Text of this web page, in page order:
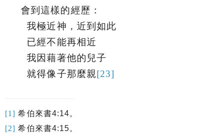
會到這樣的經歷：
我極近神，近到如此
已經不能再相近
我因藉著他的兒子
就得像子那麼親[23]
[1] 希伯來書4:14。
[2] 希伯來書4:15。